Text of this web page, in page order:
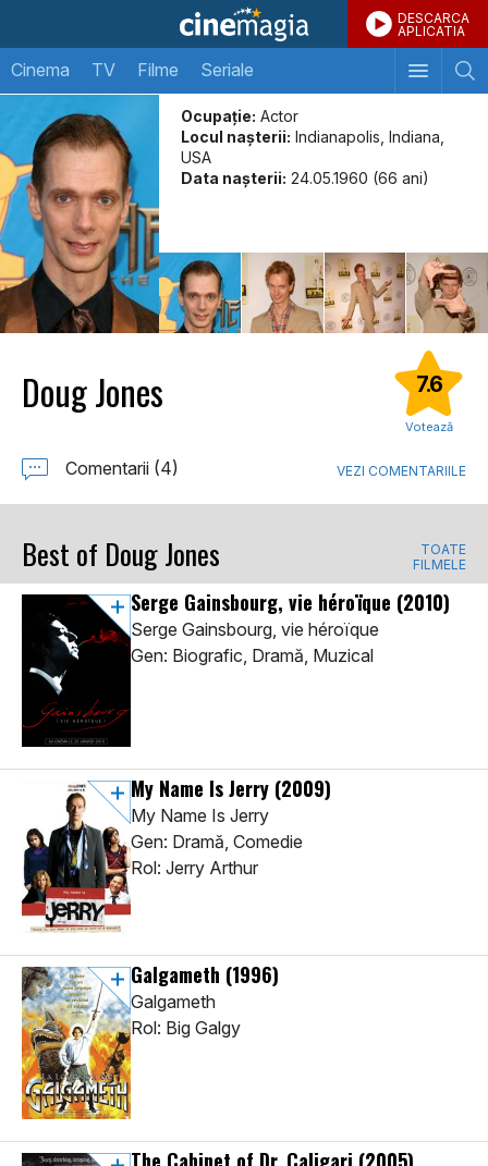
DESCARCA
APLICATIA
Cinema TV Filme Seriale
Ocupație: Actor
Locul naşterii: Indianapolis, Indiana,
USA
Data naşterii: 24.05.1960 (66 ani)
Doug Jones 7.6
Votează
Comentarii (4) VEZI COMENTARIILE
Best of Doug Jones
TOATE
FILMELE
Serge Gainsbourg, vie héroïque (2010)
Serge Gainsbourg, vie héroïque
Gen: Biografic, Dramă, Muzical
My Name Is Jerry (2009)
My Name Is Jerry
Gen: Dramă, Comedie
Rol: Jerry Arthur
Galgameth (1996)
Galgameth
Rol: Big Galgy